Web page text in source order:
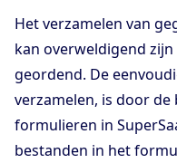
Het verzamelen van
kan overweldigend
geordend. De
verzamelen, is door
formulieren in
bestanden in het